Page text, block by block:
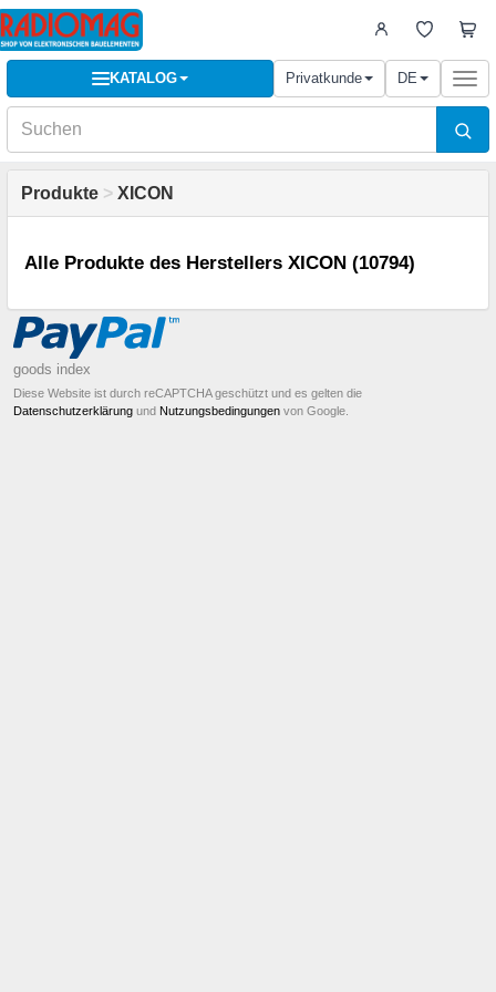
KATALOG Privatkunde DE
Produkte > XICON
Alle Produkte des Herstellers XICON (10794)
goods index
Diese Website ist durch reCAPTCHA geschützt und es gelten die
Datenschutzerklärung und Nutzungsbedingungen von Google.